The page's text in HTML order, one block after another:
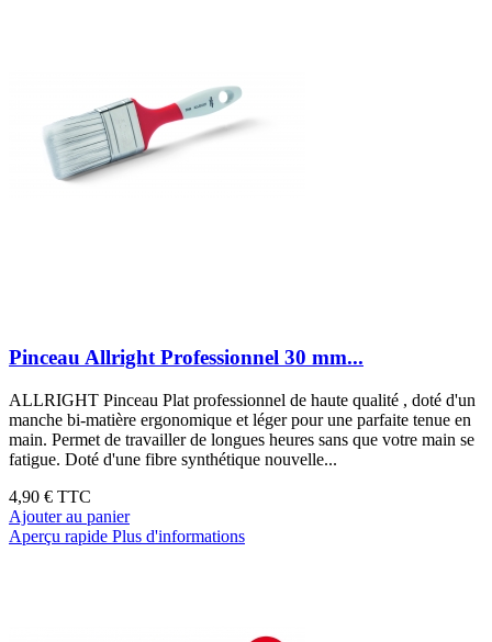
Pinceau Allright Professionnel 30 mm...
ALLRIGHT Pinceau Plat professionnel de haute qualité , doté d'un
manche bi-matière ergonomique et léger pour une parfaite tenue en
main. Permet de travailler de longues heures sans que votre main se
fatigue. Doté d'une fibre synthétique nouvelle...
4,90 € TTC
Ajouter au panier
Aperçu rapide Plus d'informations